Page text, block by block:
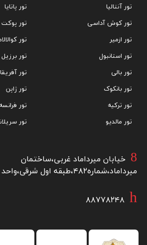
تور آنتالیا
تور کوش آداسی
تور ازمیر
تور استانبول
تور بالی
تور بانکوک
تور ترکیه
تور مالدیو
تور پاتایا
تور پوکت
تور
تور برزیل
تور
تور ژاپن
تور فرانسه
تور
خیابان میرداماد غربی،ساختمان
میرداماد،شماره۴۸۲،طبقه اول شرقی،واحد ۴